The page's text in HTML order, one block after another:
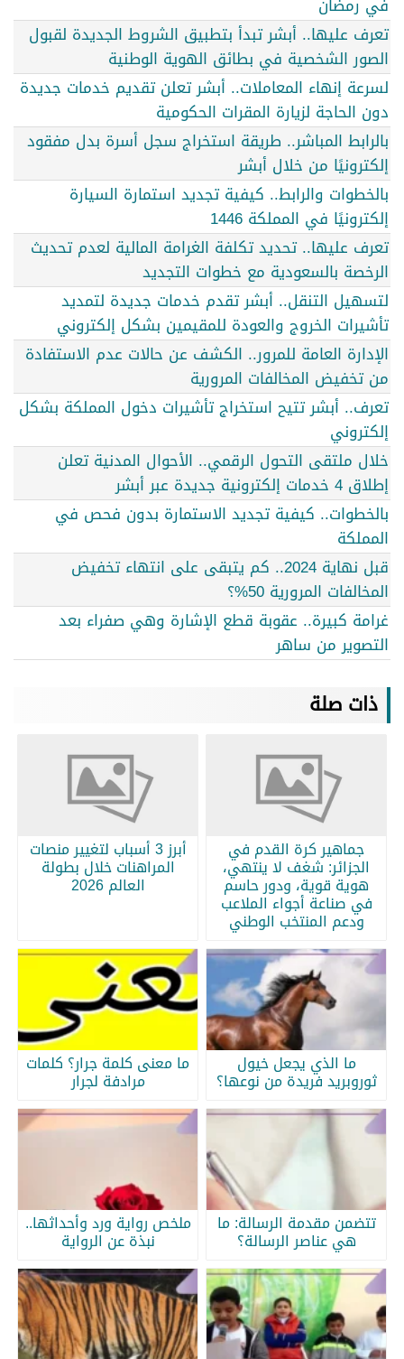
تعرف عليها.. أبشر تبدأ بتطبيق الشروط الجديدة لقبول
الصور الشخصية في بطائق الهوية الوطنية
لسرعة إنهاء المعاملات.. أبشر تعلن تقديم خدمات جديدة
دون الحاجة لزيارة المقرات الحكومية
بالرابط المباشر.. طريقة استخراج سجل أسرة بدل مفقود
إلكترونيًا من خلال أبشر
بالخطوات والرابط.. كيفية تجديد استمارة السيارة
إلكترونيًا في المملكة 1446
تعرف عليها.. تحديد تكلفة الغرامة المالية لعدم تحديث
الرخصة بالسعودية مع خطوات التجديد
لتسهيل التنقل.. أبشر تقدم خدمات جديدة لتمديد
تأشيرات الخروج والعودة للمقيمين بشكل إلكتروني
الإدارة العامة للمرور.. الكشف عن حالات عدم الاستفادة
من تخفيض المخالفات المرورية
تعرف.. أبشر تتيح استخراج تأشيرات دخول المملكة بشكل
إلكتروني
خلال ملتقى التحول الرقمي.. الأحوال المدنية تعلن
إطلاق 4 خدمات إلكترونية جديدة عبر أبشر
بالخطوات.. كيفية تجديد الاستمارة بدون فحص في
المملكة
قبل نهاية 2024.. كم يتبقى على انتهاء تخفيض
المخالفات المرورية 50%؟
غرامة كبيرة.. عقوبة قطع الإشارة وهي صفراء بعد
التصوير من ساهر
ذات صلة
جماهير كرة القدم في
الجزائر: شغف لا ينتهي،
هوية قوية، ودور حاسم
في صناعة أجواء الملاعب
ودعم المنتخب الوطني
أبرز 3 أسباب لتغيير منصات
المراهنات خلال بطولة
العالم 2026
ما الذي يجعل خيول
ثوروبريد فريدة من نوعها؟
ما معنى كلمة جرار؟ كلمات
مرادفة لجرار
تتضمن مقدمة الرسالة: ما
هي عناصر الرسالة؟
ملخص رواية ورد وأحداثها..
نبذة عن الرواية